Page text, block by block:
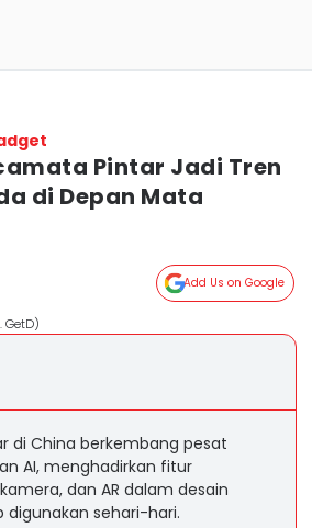
Pintar Jadi Tren
di Depan Mata
Add Us on Google
GetD)
di China berkembang pesat
AI, menghadirkan fitur
dan AR dalam desain
digunakan sehari-hari.